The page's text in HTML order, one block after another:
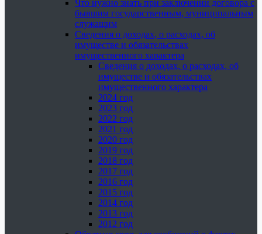
Что нужно знать при заключении договора с
бывшим государственным, муниципальным
служащим
Сведения о доходах, о расходах, об
имуществе и обязательствах
имущественного характера
Сведения о доходах, о расходах, об
имуществе и обязательствах
имущественного характера
2024 год
2023 год
2022 год
2021 год
2020 год
2019 год
2018 год
2017 год
2016 год
2015 год
2014 год
2013 год
2012 год